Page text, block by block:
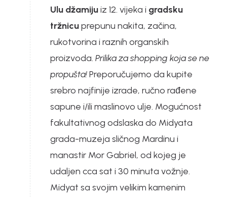
Ulu džamijuiz 12. vijeka i gradsku
tržnicuprepunu nakita, začina,
rukotvorina i raznih organskih
proizvoda. Prilika za shopping koja se ne
propušta!Preporučujemo da kupite
srebro najfinije izrade, ručno rađene
sapune i/ili maslinovo ulje. Mogućnost
fakultativnog odslaska do Midyata
grada-muzeja sličnog Mardinu i
manastir Mor Gabriel, od kojeg je
udaljen cca sat i 30 minuta vožnje.
Midyat sa svojim velikim kamenim